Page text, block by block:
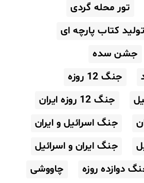
تور محله گردی
تولید کتاب پارچه ای
جشن سده
جنگ 12 روزه
جنگ 12 روزه ایران
جنگ اسرائیل و ایران
جنگ ایران و اسرائیل
دوازده روزه
چاووشی